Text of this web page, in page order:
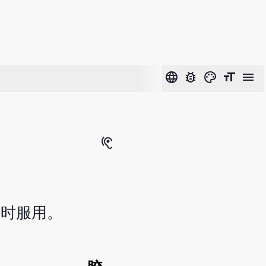
language bug_report color_lens format_size menu
hearing
服用。